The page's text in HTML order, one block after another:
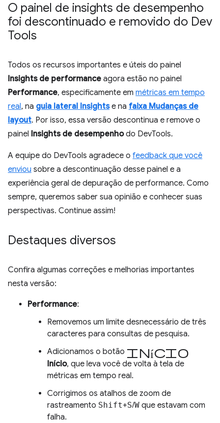
O painel de insights de desempenho
foi descontinuado e removido do Dev
Tools
Todos os recursos importantes e úteis do painel
Insights de performance agora estão no painel
Performance, especificamente em métricas em tempo
real, na guia lateral Insightse na faixa Mudanças de
layout. Por isso, essa versão descontinua e remove o
painel Insights de desempenhodo DevTools.
A equipe do DevTools agradece o feedback que você
enviou sobre a descontinuação desse painel e a
experiência geral de depuração de performance. Como
sempre, queremos saber sua opinião e conhecer suas
perspectivas. Continue assim!
Destaques diversos
Confira algumas correções e melhorias importantes
nesta versão:
Performance:
Removemos um limite desnecessário de três
caracteres para consultas de pesquisa.
Adicionamos o botão Início
Início, que leva você de volta à tela de
métricas em tempo real.
Corrigimos os atalhos de zoom de
rastreamento Shift+S/W que estavam com
falha.